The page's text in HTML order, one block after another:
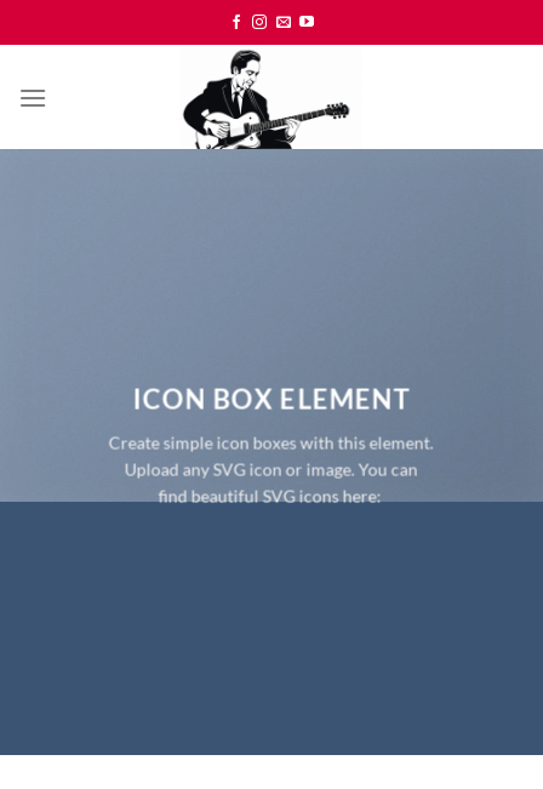
to
ICON BOX ELEMENT
Create simple icon boxes with this element.
Upload any SVG icon or image. You can
find beautiful SVG icons here: